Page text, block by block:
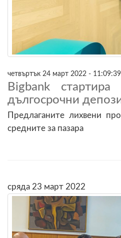
четвъртък 24 март 2022 - 11:09:39
Bigbank стартира
дългосрочни
Предлаганите лихвени
средните за пазара
сряда 23 март 2022